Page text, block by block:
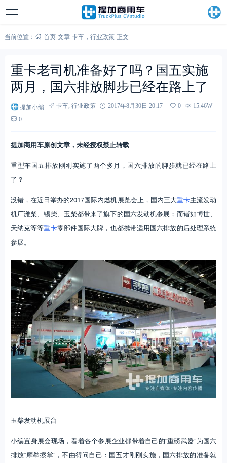
当前位置： 首页-文章-卡车， 行业政策-正文
重卡老司机准备好了吗？国五实施
两月，国六排放脚步已经在路上了
提加小编 卡车, 行业政策 2017年8月30日 20:17 0
15.46W
0
提加商用车原创文章，未经授权禁止转载
重型车国五排放刚刚实施了两个多月，国六排放的脚步就已经在路上
了？
没错，在近日举办的2017国际内燃机展览会上，国内三大重卡主流发动
机厂潍柴、锡柴、玉柴都带来了旗下的国六发动机参展；而诸如博世、
天纳克等等重卡零部件国际大牌，也都携带适用国六排放的后处理系统
参展。
玉柴发动机展台
小编置身展会现场，看着各个参展企业都带着自己的“重磅武器”为国六
排放“摩拳擦掌”，不由得问自己：国五才刚刚实施，国六排放的准备就